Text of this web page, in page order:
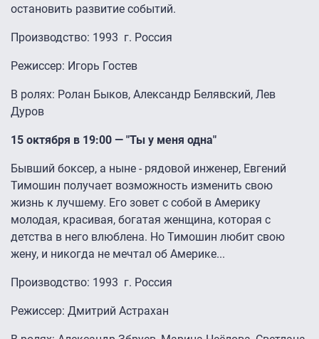
остановить развитие событий.
Производство: 1993 г. Россия
Режиссер: Игорь Гостев
В ролях: Ролан Быков, Александр Белявский, Лев
Дуров
15 октября в 19:00 — "Ты у меня одна"
Бывший боксер, а ныне - рядовой инженер, Евгений
Тимошин получает возможность изменить свою
жизнь к лучшему. Его зовет с собой в Америку
молодая, красивая, богатая женщина, которая с
детства в него влюблена. Но Тимошин любит свою
жену, и никогда не мечтал об Америке...
Производство: 1993 г. Россия
Режиссер: Дмитрий Астрахан